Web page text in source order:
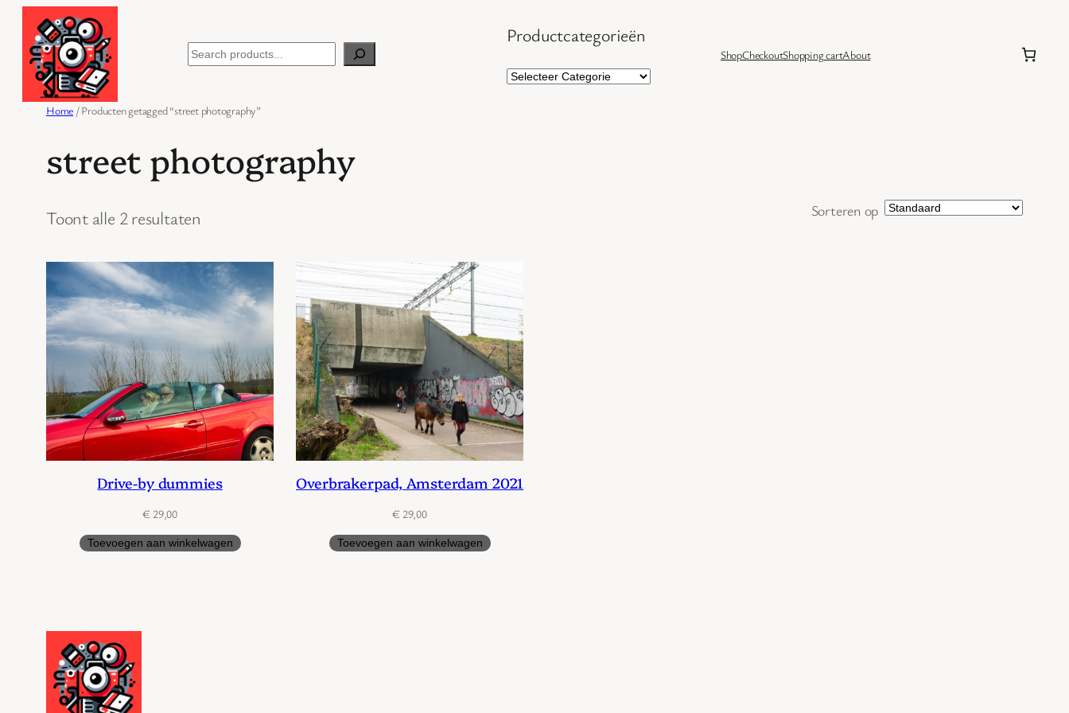
naar
inhoud
Search
Productcategorieën
ShopCheckoutShopping cartAbout
Home / Producten getagged “street photography”
street photography
Toont alle 2 resultaten Sorteren op
Drive-by dummies
€ 29,00
Toevoegen aan winkelwagen
Overbrakerpad, Amsterdam 2021
€ 29,00
Toevoegen aan winkelwagen